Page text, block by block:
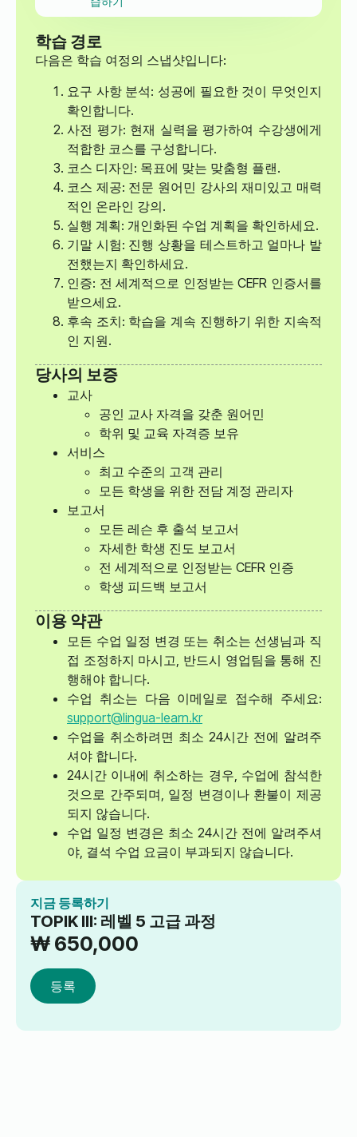
학습 경로
다음은 학습 여정의 스냅샷입니다:
요구 사항 분석: 성공에 필요한 것이 무엇인지
확인합니다.
사전 평가: 현재 실력을 평가하여 수강생에게
적합한 코스를 구성합니다.
코스 디자인: 목표에 맞는 맞춤형 플랜.
코스 제공: 전문 원어민 강사의 재미있고 매력
적인 온라인 강의.
실행 계획: 개인화된 수업 계획을 확인하세요.
기말 시험: 진행 상황을 테스트하고 얼마나 발
전했는지 확인하세요.
인증: 전 세계적으로 인정받는 CEFR 인증서를
받으세요.
후속 조치: 학습을 계속 진행하기 위한 지속적
인 지원.
당사의 보증
교사
공인 교사 자격을 갖춘 원어민
학위 및 교육 자격증 보유
서비스
최고 수준의 고객 관리
모든 학생을 위한 전담 계정 관리자
보고서
모든 레슨 후 출석 보고서
자세한 학생 진도 보고서
전 세계적으로 인정받는 CEFR 인증
학생 피드백 보고서
이용 약관
모든 수업 일정 변경 또는 취소는 선생님과 직
접 조정하지 마시고, 반드시 영업팀을 통해 진
행해야 합니다.
수업 취소는 다음 이메일로 접수해 주세요:
support@lingua-learn.kr
수업을 취소하려면 최소 24시간 전에 알려주
셔야 합니다.
24시간 이내에 취소하는 경우, 수업에 참석한
것으로 간주되며, 일정 변경이나 환불이 제공
되지 않습니다.
수업 일정 변경은 최소 24시간 전에 알려주셔
야, 결석 수업 요금이 부과되지 않습니다.
지금 등록하기
TOPIK III: 레벨 5 고급 과정
₩ 650,000
등록